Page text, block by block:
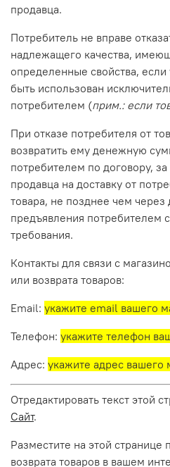
продавца.
Потребитель не вправе
надлежащего качества,
определенные свойства,
быть использован
потребителем (прим.: если
При отказе потребителя от
возвратить ему денежную
потребителем по договору,
продавца на доставку от
товара, не позднее чем через
предъявления потребителем
требования.
Контакты для связи с
или возврата товаров:
Email: укажите email вашего
Телефон: укажите телефон
Адрес: укажите адрес вашего
Отредактировать текст этой
Сайт.
Разместите на этой странице
возврата товаров в вашем